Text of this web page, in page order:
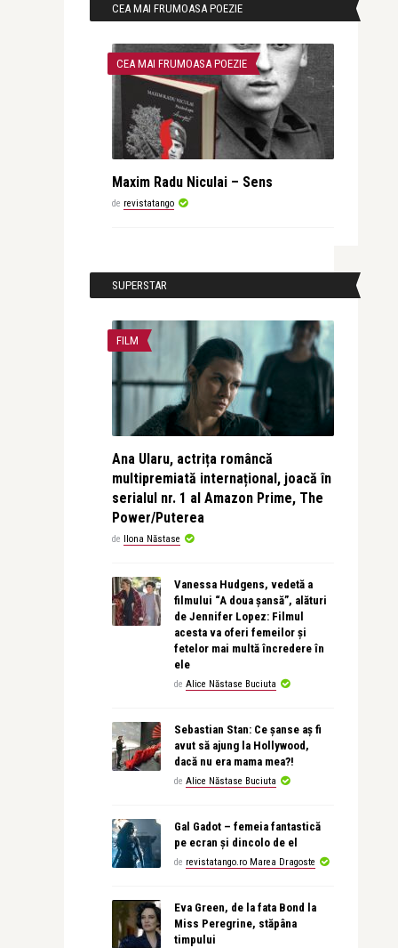
CEA MAI FRUMOASA POEZIE
CEA MAI FRUMOASA POEZIE
Maxim Radu Niculai – Sens
de revistatango
SUPERSTAR
FILM
Ana Ularu, actrița româncă
multipremiată internațional, joacă în
serialul nr. 1 al Amazon Prime, The
Power/Puterea
de Ilona Năstase
Vanessa Hudgens, vedetă a
filmului “A doua șansă”, alături
de Jennifer Lopez: Filmul
acesta va oferi femeilor și
fetelor mai multă încredere în
ele
de Alice Năstase Buciuta
Sebastian Stan: Ce șanse aș fi
avut să ajung la Hollywood,
dacă nu era mama mea?!
de Alice Năstase Buciuta
Gal Gadot – femeia fantastică
pe ecran și dincolo de el
de revistatango.ro Marea Dragoste
Eva Green, de la fata Bond la
Miss Peregrine, stăpâna
timpului